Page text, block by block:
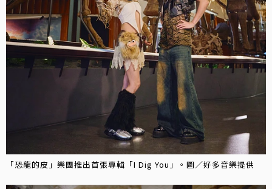
「恐龍的皮」樂團推出首張專輯「I Dig You」。圖／好多音樂提供